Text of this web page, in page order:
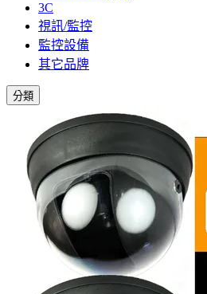
3C
視訊/監控
監控設備
其它品牌
分類